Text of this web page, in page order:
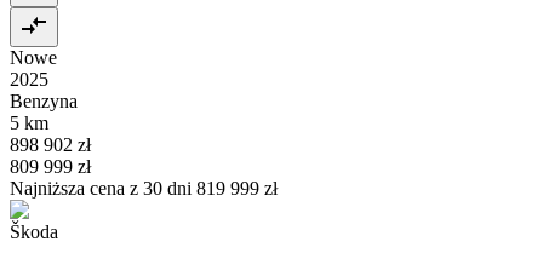
Nowe
2025
Benzyna
5 km
898 902 zł
809 999 zł
Najniższa cena z 30 dni 819 999 zł
Škoda